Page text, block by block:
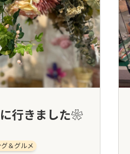
行きました❀
＆グルメ